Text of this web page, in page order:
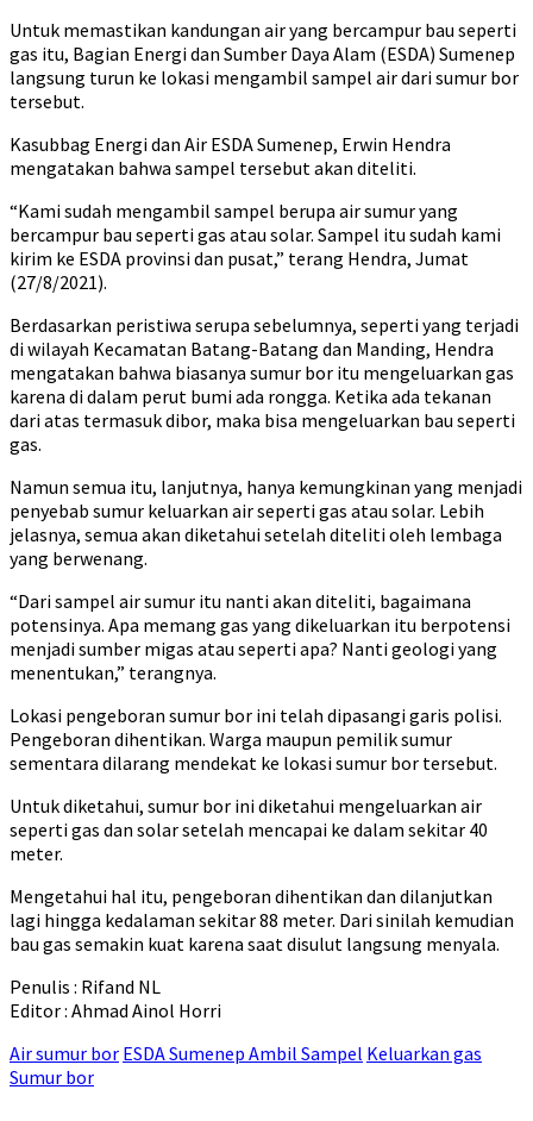
Untuk memastikan kandungan air yang bercampur bau seperti
gas itu, Bagian Energi dan Sumber Daya Alam (ESDA) Sumenep
langsung turun ke lokasi mengambil sampel air dari sumur bor
tersebut.
Kasubbag Energi dan Air ESDA Sumenep, Erwin Hendra
mengatakan bahwa sampel tersebut akan diteliti.
“Kami sudah mengambil sampel berupa air sumur yang
bercampur bau seperti gas atau solar. Sampel itu sudah kami
kirim ke ESDA provinsi dan pusat,” terang Hendra, Jumat
(27/8/2021).
Berdasarkan peristiwa serupa sebelumnya, seperti yang terjadi
di wilayah Kecamatan Batang-Batang dan Manding, Hendra
mengatakan bahwa biasanya sumur bor itu mengeluarkan gas
karena di dalam perut bumi ada rongga. Ketika ada tekanan
dari atas termasuk dibor, maka bisa mengeluarkan bau seperti
gas.
Namun semua itu, lanjutnya, hanya kemungkinan yang menjadi
penyebab sumur keluarkan air seperti gas atau solar. Lebih
jelasnya, semua akan diketahui setelah diteliti oleh lembaga
yang berwenang.
“Dari sampel air sumur itu nanti akan diteliti, bagaimana
potensinya. Apa memang gas yang dikeluarkan itu berpotensi
menjadi sumber migas atau seperti apa? Nanti geologi yang
menentukan,” terangnya.
Lokasi pengeboran sumur bor ini telah dipasangi garis polisi.
Pengeboran dihentikan. Warga maupun pemilik sumur
sementara dilarang mendekat ke lokasi sumur bor tersebut.
Untuk diketahui, sumur bor ini diketahui mengeluarkan air
seperti gas dan solar setelah mencapai ke dalam sekitar 40
meter.
Mengetahui hal itu, pengeboran dihentikan dan dilanjutkan
lagi hingga kedalaman sekitar 88 meter. Dari sinilah kemudian
bau gas semakin kuat karena saat disulut langsung menyala.
Penulis : Rifand NL
Editor : Ahmad Ainol Horri
Air sumur bor ESDA Sumenep Ambil Sampel Keluarkan gas
Sumur bor